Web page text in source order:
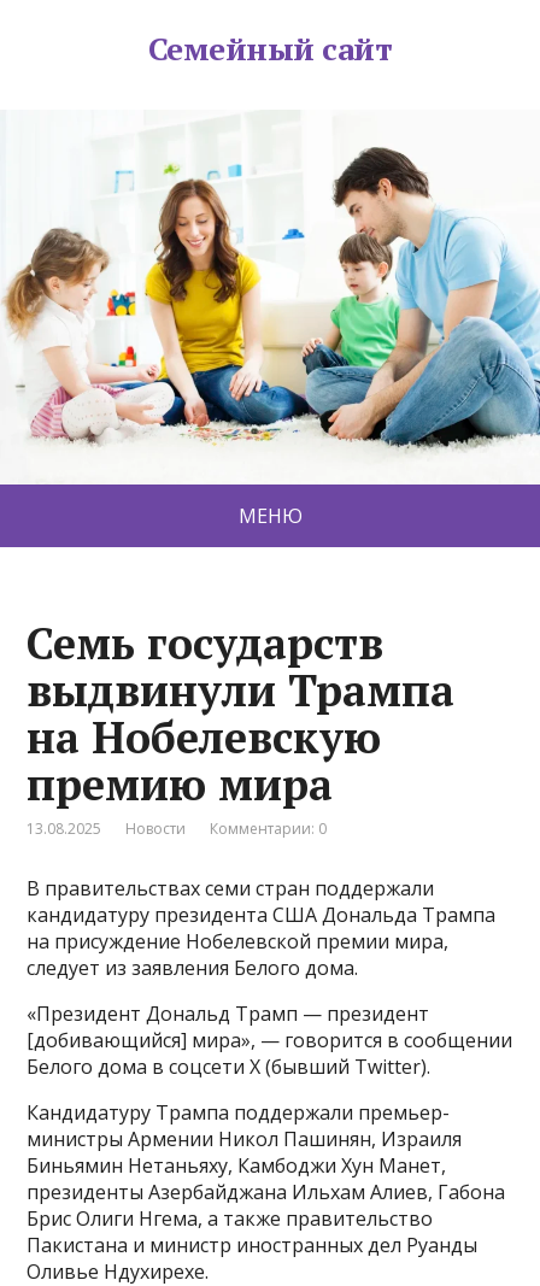
Семейный сайт
МЕНЮ
Семь государств
выдвинули Трампа
на Нобелевскую
премию мира
13.08.2025 Новости Комментарии: 0
В правительствах семи стран поддержали
кандидатуру президента США Дональда Трампа
на присуждение Нобелевской премии мира,
следует из заявления Белого дома.
«Президент Дональд Трамп — президент
[добивающийся] мира», — говорится в сообщении
Белого дома в соцсети Х (бывший Twitter).
Кандидатуру Трампа поддержали премьер-
министры Армении Никол Пашинян, Израиля
Биньямин Нетаньяху, Камбоджи Хун Манет,
президенты Азербайджана Ильхам Алиев, Габона
Брис Олиги Нгема, а также правительство
Пакистана и министр иностранных дел Руанды
Оливье Ндухирехе.